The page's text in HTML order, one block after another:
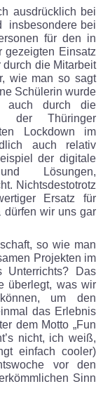
ausdrücklich bei
insbesondere bei
für den in
gezeigten Einsatz
durch die Mitarbeit
wie man so sagt
Schülerin wurde
auch durch die
der Thüringer
Lockdown im
auch relativ
der digitale
Lösungen,
Nichtsdestotrotz
Ersatz für
wir uns gar
so wie man
Projekten im
Unterrichts? Das
überlegt, was wir
um den
das Erlebnis
dem Motto „Fun
nicht, ich weiß,
einfach cooler)
vor den
Sinn